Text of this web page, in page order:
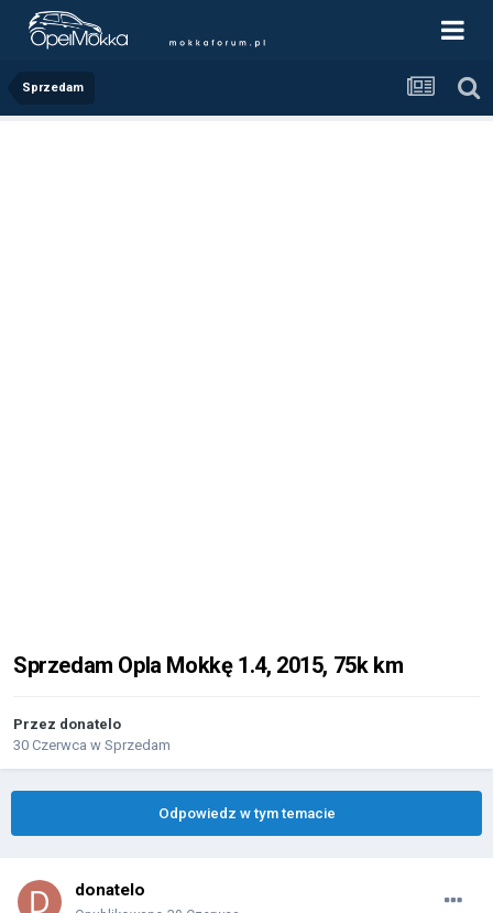
Sprzedam
Sprzedam Opla Mokkę 1.4, 2015, 75k km
Przez donatelo
30 Czerwca w Sprzedam
Odpowiedz w tym temacie
donatelo